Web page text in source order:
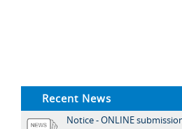
Recent News
Notice - ONLINE